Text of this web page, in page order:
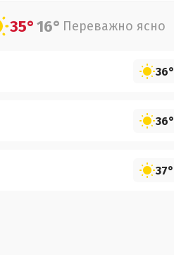
35°16° Переважно ясно
36°
36°
37°